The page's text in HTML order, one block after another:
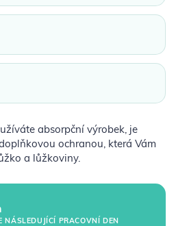
absorpční výrobek, je
ochranou, která Vám
a lůžkoviny.
NÁSLEDUJÍCÍ PRACOVNÍ DEN